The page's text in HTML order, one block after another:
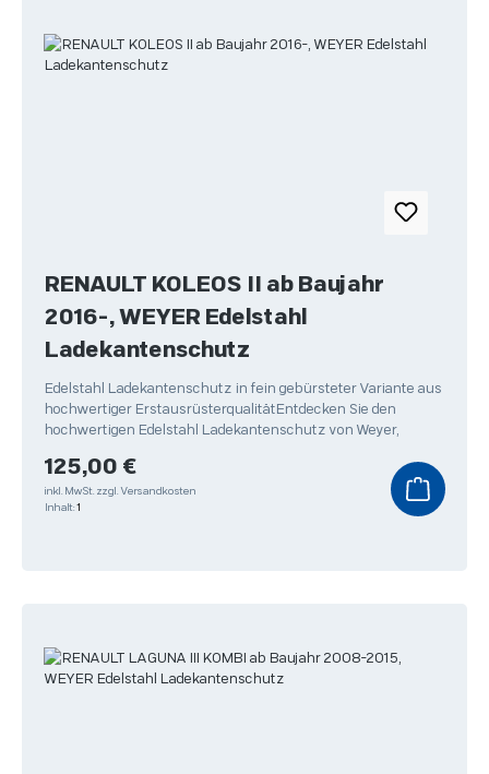
RENAULT KOLEOS II ab Baujahr
2016-, WEYER Edelstahl
Ladekantenschutz
Edelstahl Ladekantenschutz in fein gebürsteter Variante aus
hochwertiger ErstausrüsterqualitätEntdecken Sie den
hochwertigen Edelstahl Ladekantenschutz von Weyer,
Regulärer Preis:
125,00 €
inkl. MwSt. zzgl. Versandkosten
Inhalt: 1